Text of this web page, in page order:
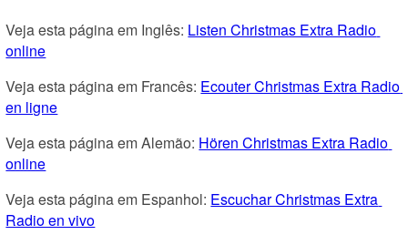
Veja esta página em Inglês: Listen Christmas Extra Radio
online
Veja esta página em Francês: Ecouter Christmas Extra Radio
en ligne
Veja esta página em Alemão: Hören Christmas Extra Radio
online
Veja esta página em Espanhol: Escuchar Christmas Extra
Radio en vivo